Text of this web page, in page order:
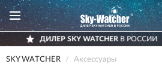
SKY WATCHER Аксессуары